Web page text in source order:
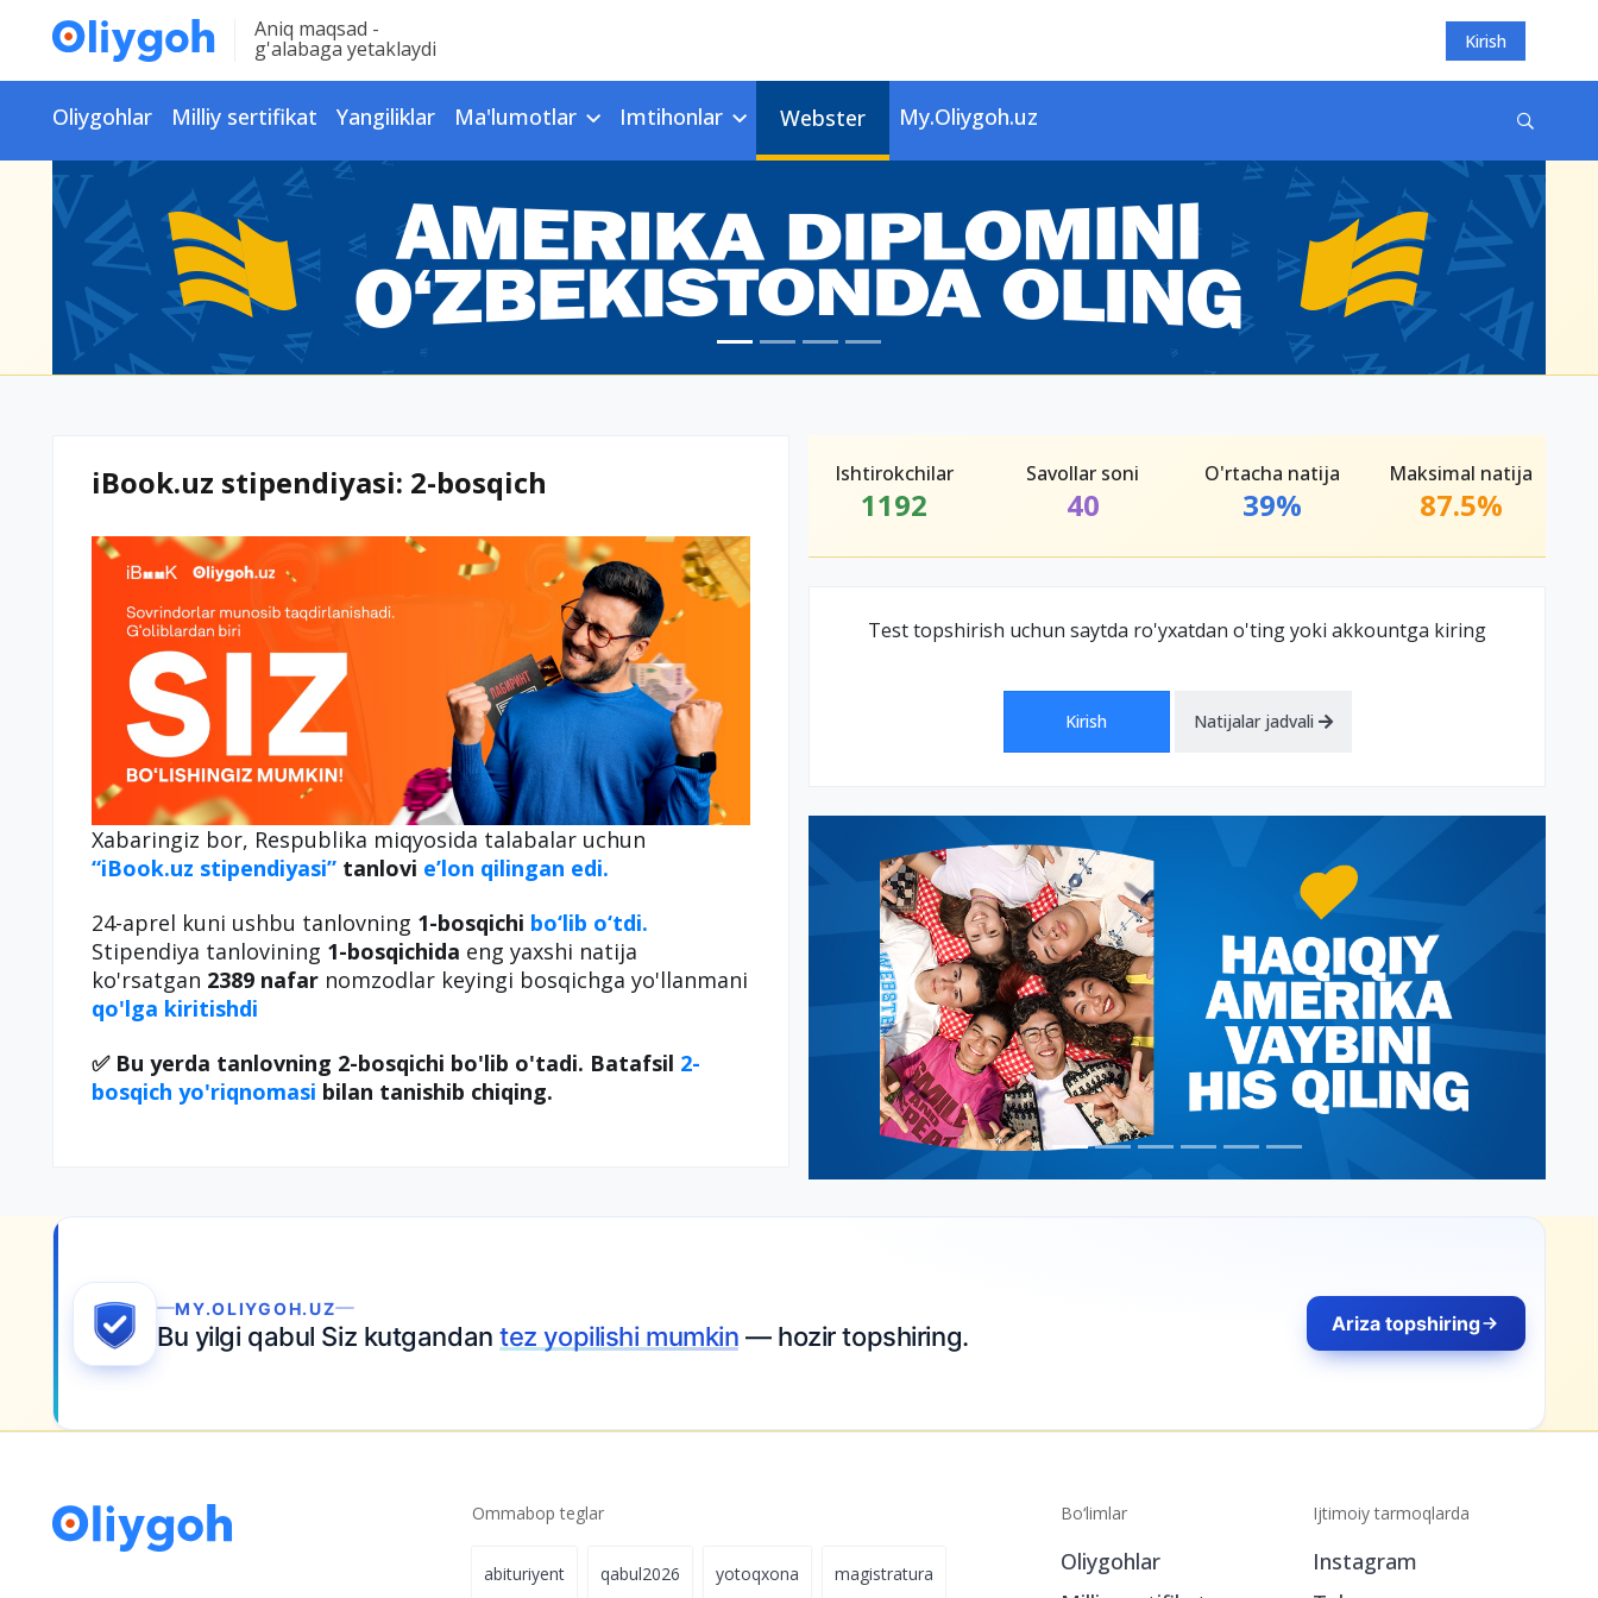
Aniq maqsad -
g'alabaga yetaklaydi Kirish
Oliygohlar Milliy sertifikat Yangiliklar Ma'lumotlar Imtihonlar Webster My.Oliygoh.uz
iBook.uz stipendiyasi: 2-bosqich
Xabaringiz bor, Respublika miqyosida talabalar uchun
“iBook.uz stipendiyasi” tanlovi e’lon qilingan edi.
24-aprel kuni ushbu tanlovning 1-bosqichi bo‘lib o‘tdi.
Stipendiya tanlovining 1-bosqichida eng yaxshi natija
ko'rsatgan 2389 nafar nomzodlar keyingi bosqichga yo'llanmani
qo'lga kiritishdi
✅ Bu yerda tanlovning 2-bosqichi bo'lib o'tadi. Batafsil 2-
bosqich yo'riqnomasi bilan tanishib chiqing.
Ishtirokchilar
1192
Savollar soni
40
O'rtacha natija
39%
Maksimal natija
87.5%
Test topshirish uchun saytda ro'yxatdan o'ting yoki akkountga kiring
Kirish Natijalar jadvali
MY.OLIYGOH.UZ
Bu yilgi qabul Siz kutgandantez yopilishi mumkin — hozir topshiring. Ariza topshiring
Ommabop teglar
abituriyent qabul2026 yotoqxona magistratura
Bo‘limlar
Oliygohlar
Ijtimoiy tarmoqlarda
Instagram